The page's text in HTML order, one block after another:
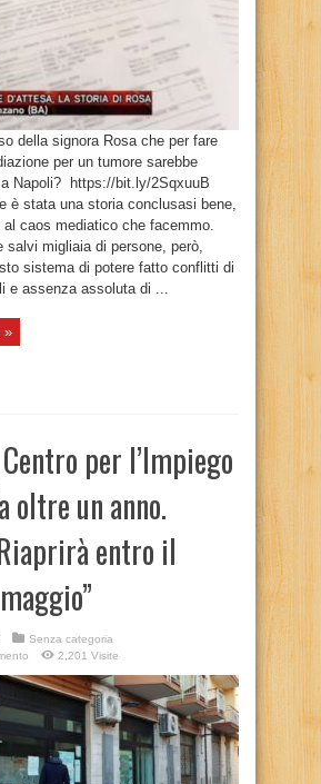
della signora Rosa che per fare
per un tumore sarebbe
Napoli? https://bit.ly/2SqxuuB
è stata una storia conclusasi bene,
caos mediatico che facemmo.
salvi migliaia di persone, però,
sistema di potere fatto conflitti di
e assenza assoluta di ...
»
per l’Impiego
oltre un anno.
entro il
Senza categoria
2,201 Visite